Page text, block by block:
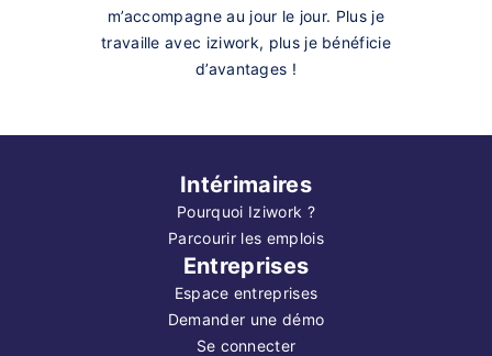
m’accompagne au jour le jour. Plus je
travaille avec iziwork, plus je bénéficie
d’avantages !
Intérimaires
Pourquoi Iziwork ?
Parcourir les emplois
Entreprises
Espace entreprises
Demander une démo
Se connecter